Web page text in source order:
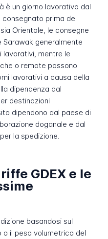
è un giorno lavorativo dal
prima del
Orientale, le consegne
Sarawak generalmente
lavorativi, mentre le
o remote possono
lavorativi a causa della
dipendenza dal
destinazioni
dipendono dal paese di
doganale e dal
la spedizione.
GDEX e le
basandosi sul
il peso volumetrico del